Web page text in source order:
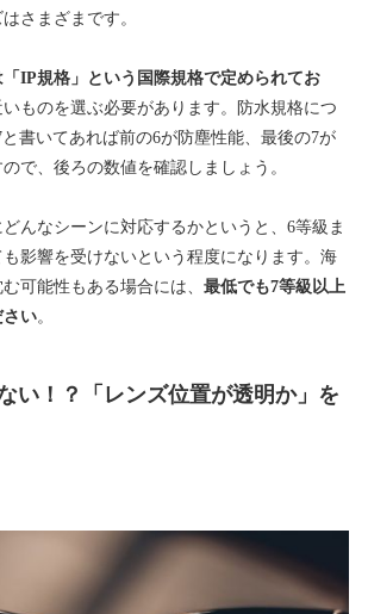
さまざまです。
IP規格」という国際規格で定められてお
ものを選ぶ必要があります。防水規格につ
書いてあれば前の6が防塵性能、最後の7が
で、後ろの数値を確認しましょう。
んなシーンに対応するかというと、6等級ま
影響を受けないという程度になります。海
可能性もある場合には、 最低でも7等級以上
さい。
い！？「レンズ位置が透明か」を